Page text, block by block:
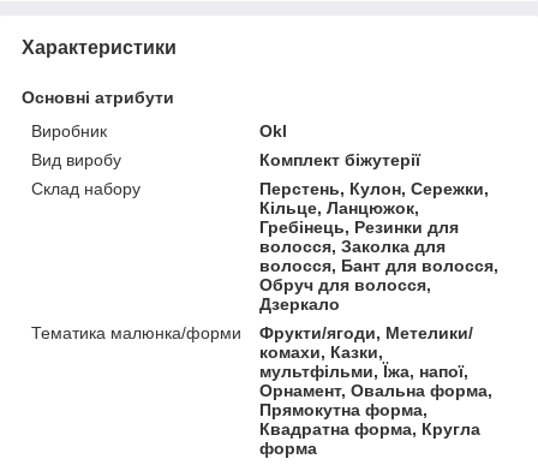
Характеристики
Основні атрибути
Виробник
Okl
Вид виробу
Комплект біжутерії
Склад набору
Перстень, Кулон, Сережки,
Кільце, Ланцюжок,
Гребінець, Резинки для
волосся, Заколка для
волосся, Бант для волосся,
Обруч для волосся,
Дзеркало
Тематика малюнка/форми
Фрукти/ягоди, Метелики/
комахи, Казки,
мультфільми, Їжа, напої,
Орнамент, Овальна форма,
Прямокутна форма,
Квадратна форма, Кругла
форма